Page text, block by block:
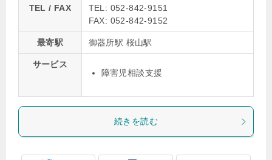
TEL / FAX
TEL: 052-842-9151
FAX: 052-842-9152
最寄駅 御器所駅 桜山駅
サービス
障害児相談支援
続きを読む